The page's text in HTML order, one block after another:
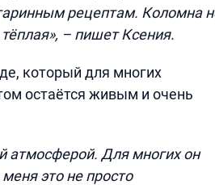
рецептам. Коломна
– пишет Ксения.
который для многих
остаётся живым и очень
атмосферой. Для многих он
это не просто